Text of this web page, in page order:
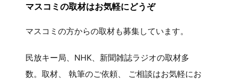
マスコミの取材はお気軽にどうぞ
マスコミの方からの取材も募集しています。
民放キー局、NHK、新聞雑誌ラジオの取材多
数。取材、 執筆のご依頼、 ご相談はお気軽にお